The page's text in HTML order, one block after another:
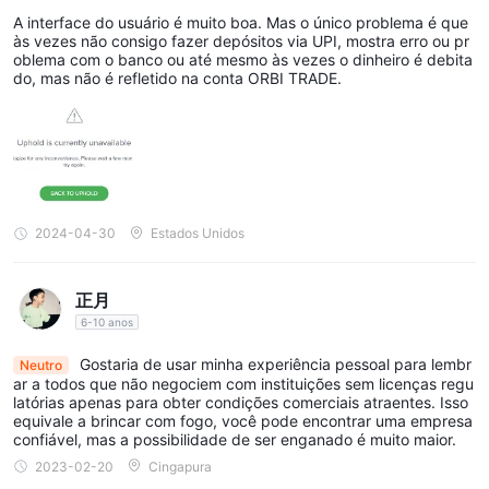
Como abrir uma conta?
abrir uma conta com ORBI TRADE , Siga esses passos:
visite a ORBI TRADE site e procure o botão “inscrever-se” ou
uma frase de chamariz semelhante. geralmente é exibido com
destaque na página inicial.
de cadastro.
3. Na página de registro, você normalmente encontrará um
fornecendo seu nome completo no campo designado.
4. Digite seu endereço de e-mail no próximo campo. Certifique-
será usado para fins de verificação e comunicação da conta.
5. Digite seu número de telefone no formato especificado. No
exemplo dado, ele pede um número de telefone com o código
do país +62.
6. crie uma senha forte para seu ORBI TRADE conta. a senha
ntes, Erros Bancários Afligem Contas ORBITRAD
E
A interface do usuário é muito boa. Mas o único problema é que
às vezes não consigo fazer depósitos via UPI, mostra erro ou pr
oblema com o banco ou até mesmo às vezes o dinheiro é debita
do, mas não é refletido na conta ORBI TRADE.
2024-04-30 Estados Unidos
正月
6-10 anos
Neutro
Gostaria de usar minha experiência pessoal para lembr
ar a todos que não negociem com instituições sem licenças regu
latórias apenas para obter condições comerciais atraentes. Isso
equivale a brincar com fogo, você pode encontrar uma empresa
confiável, mas a possibilidade de ser enganado é muito maior.
2023-02-20 Cingapura